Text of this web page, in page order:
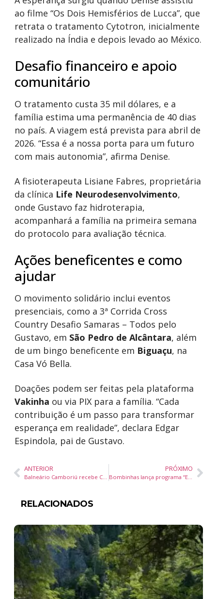
ao filme “Os Dois Hemisférios de Lucca”, que
retrata o tratamento Cytotron, inicialmente
realizado na Índia e depois levado ao México.
Desafio financeiro e apoio
comunitário
O tratamento custa 35 mil dólares, e a
família estima uma permanência de 40 dias
no país. A viagem está prevista para abril de
2026. “Essa é a nossa porta para um futuro
com mais autonomia”, afirma Denise.
A fisioterapeuta Lisiane Fabres, proprietária
da clínica Life Neurodesenvolvimento,
onde Gustavo faz hidroterapia,
acompanhará a família na primeira semana
do protocolo para avaliação técnica.
Ações beneficentes e como
ajudar
O movimento solidário inclui eventos
presenciais, como a 3ª Corrida Cross
Country Desafio Samaras – Todos pelo
Gustavo, em São Pedro de Alcântara, além
de um bingo beneficente em Biguaçu, na
Casa Vó Bella.
Doações podem ser feitas pela plataforma
Vakinha ou via PIX para a família. “Cada
contribuição é um passo para transformar
esperança em realidade”, declara Edgar
Espindola, pai de Gustavo.
ANTERIOR
Balneário Camboriú recebe CPM 22 e Detonautas em show comemorativo de 30 anos no Music Park BC
PRÓXIMO
Bombinhas lança programa “Emprega Já” com apoio da FIESC e SENAI para impulsionar qualificação e geração de empregos
RELACIONADOS